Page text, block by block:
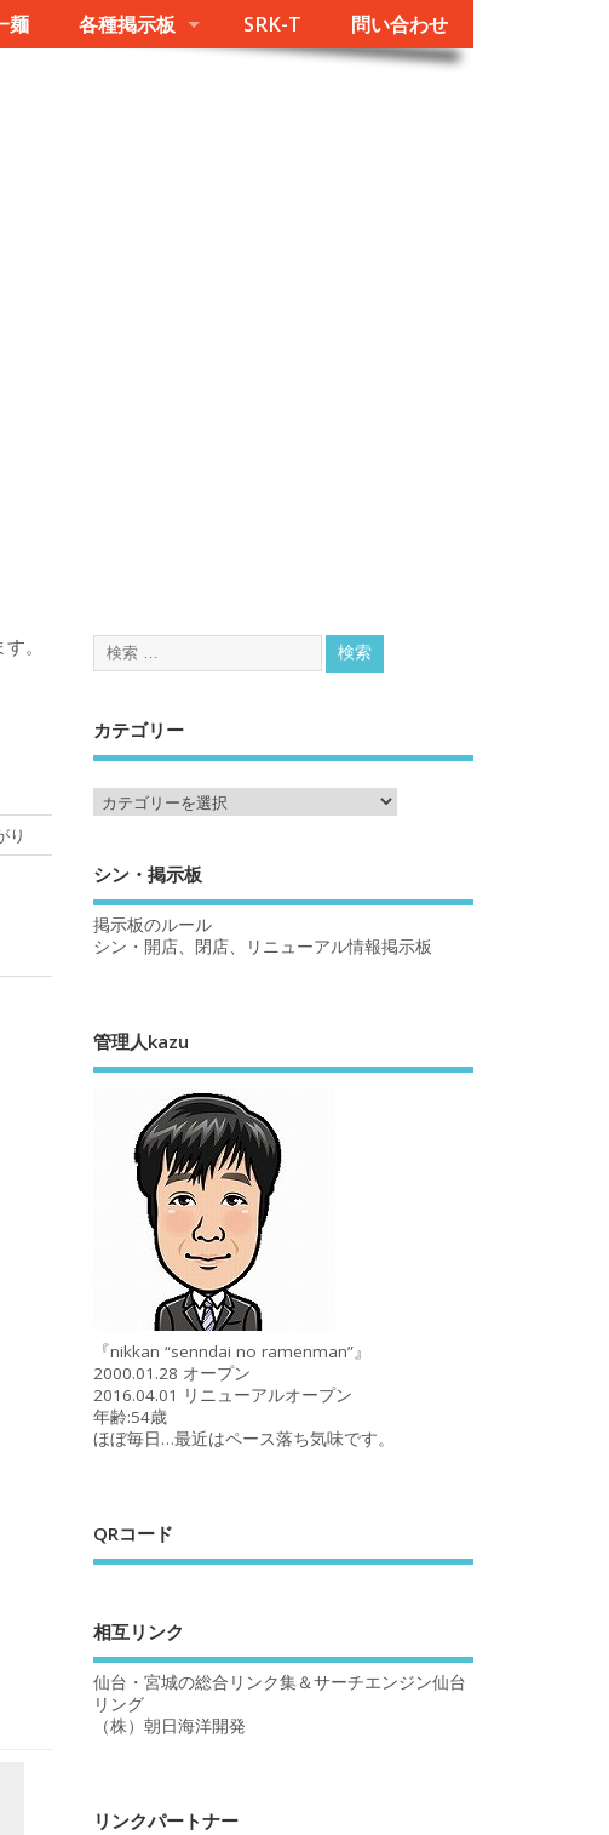
麺 各種掲示板 SRK-T 問い合わせ
。
り
カテゴリー
シン・掲示板
掲示板のルール
シン・開店、閉店、リニューアル情報掲示板
管理人kazu
『nikkan “senndai no ramenman”』
2000.01.28 オープン
2016.04.01 リニューアルオープン
年齢:54歳
ほぼ毎日…最近はペース落ち気味です。
QRコード
相互リンク
仙台・宮城の総合リンク集＆サーチエンジン仙台
リング
（株）朝日海洋開発
リンクパートナー